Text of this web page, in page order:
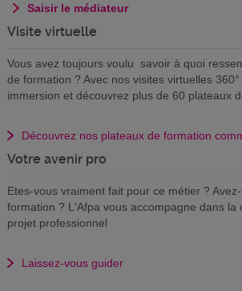
Saisir le médiateur
Visite virtuelle
Vous avez toujours voulu savoir à quoi
de formation ? Avec nos visites virtuelles
immersion et découvrez plus de 60 plateaux
Découvrez nos plateaux de formation
Votre avenir pro
Etes-vous vraiment fait pour ce métier ?
formation ? L'Afpa vous accompagne dans la
projet professionnel
Laissez-vous guider